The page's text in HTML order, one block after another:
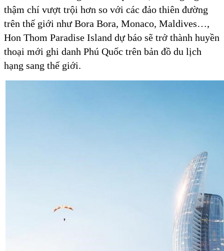
thậm chí vượt trội hơn so với các đảo thiên đường
trên thế giới như Bora Bora, Monaco, Maldives…,
Hon Thom Paradise Island dự báo sẽ trở thành huyền
thoại mới ghi danh Phú Quốc trên bản đồ du lịch
hạng sang thế giới.